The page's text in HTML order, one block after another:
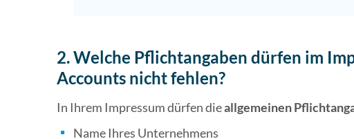
2. Welche Pflichtangaben dürfen im
Accounts nicht fehlen?
In Ihrem Impressum dürfen dieallgemeinen
Name Ihres Unternehmens